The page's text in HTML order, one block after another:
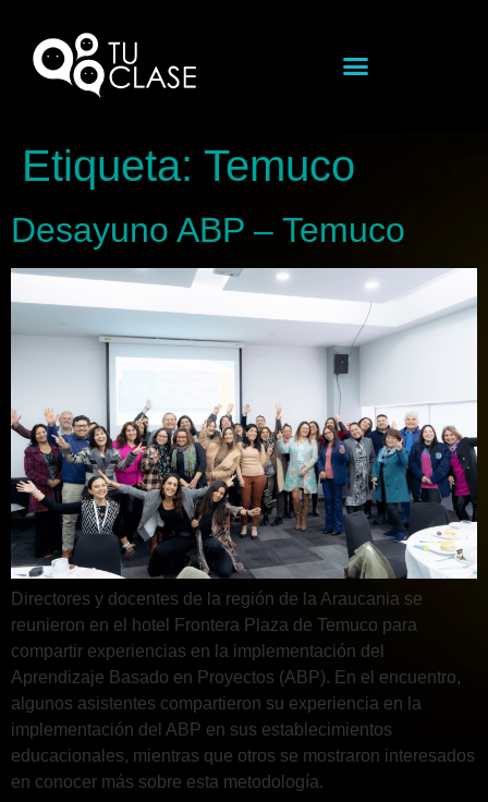
Etiqueta: Temuco
Desayuno ABP – Temuco
Directores y docentes de la región de la Araucania se
reunieron en el hotel Frontera Plaza de Temuco para
compartir experiencias en la implementación del
Aprendizaje Basado en Proyectos (ABP). En el encuentro,
algunos asistentes compartieron su experiencia en la
implementación del ABP en sus establecimientos
educacionales, mientras que otros se mostraron interesados
en conocer más sobre esta metodología.